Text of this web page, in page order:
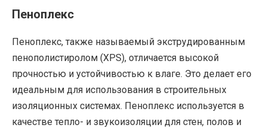
Пеноплекс
Пеноплекс, также называемый экструдированным
пенополистиролом (XPS), отличается высокой
прочностью и устойчивостью к влаге. Это делает его
идеальным для использования в строительных
изоляционных системах. Пеноплекс используется в
качестве тепло- и звукоизоляции для стен, полов и